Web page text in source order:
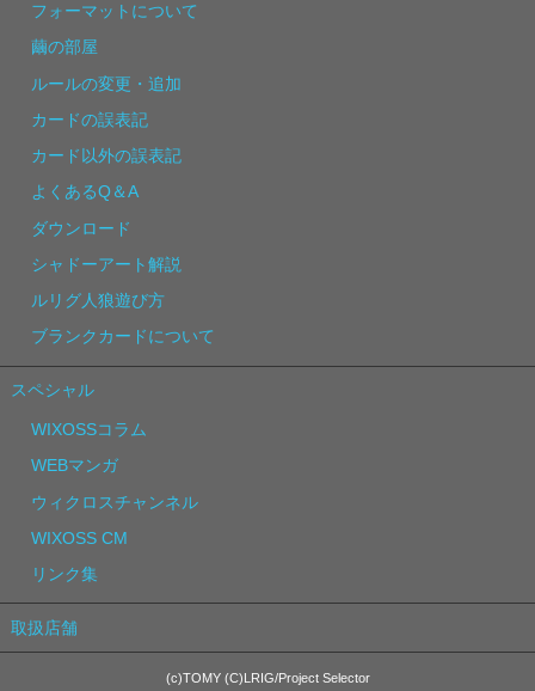
フォーマットについて
繭の部屋
ルールの変更・追加
カードの誤表記
カード以外の誤表記
よくあるQ＆A
ダウンロード
シャドーアート解説
ルリグ人狼遊び方
ブランクカードについて
スペシャル
WIXOSSコラム
WEBマンガ
ウィクロスチャンネル
WIXOSS CM
リンク集
取扱店舗
(c)TOMY (C)LRIG/Project Selector